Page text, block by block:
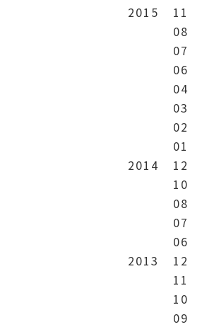
2015
11
08
07
06
04
03
02
01
2014
12
10
08
07
06
2013
12
11
10
09